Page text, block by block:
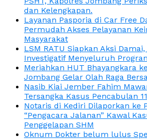
dan Kelengkapan.
Layanan Pasporia di Car Free
Permudah Akses Pelayanan
Masyarakat
LSM RATU Siapkan Aksi
Investigatif Menyeluruh
Meriahkan HUT Bhayangkara
Jombang Gelar Olah Raga
Nasib Kiai Jember Fahim
Tersangka Kasus Pencabulan
Notaris di Kediri Dilaporkan ke
“Pengacara Jalanan” Kawal
Penggelapan SHM
Oknum Dokter belum lulus